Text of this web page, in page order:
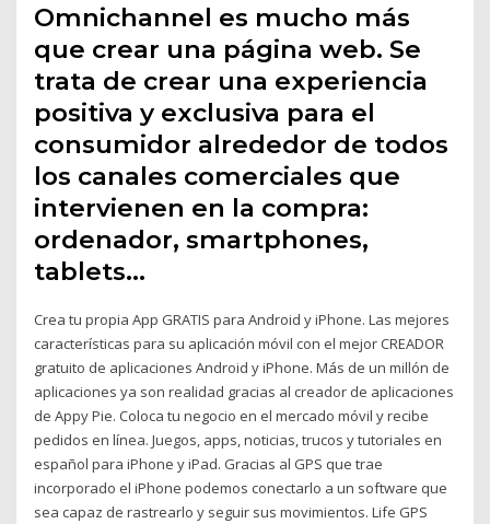
Omnichannel es mucho más
que crear una página web. Se
trata de crear una experiencia
positiva y exclusiva para el
consumidor alrededor de todos
los canales comerciales que
intervienen en la compra:
ordenador, smartphones,
tablets…
Crea tu propia App GRATIS para Android y iPhone. Las mejores
características para su aplicación móvil con el mejor CREADOR
gratuito de aplicaciones Android y iPhone. Más de un millón de
aplicaciones ya son realidad gracias al creador de aplicaciones
de Appy Pie. Coloca tu negocio en el mercado móvil y recibe
pedidos en línea. Juegos, apps, noticias, trucos y tutoriales en
español para iPhone y iPad. Gracias al GPS que trae
incorporado el iPhone podemos conectarlo a un software que
sea capaz de rastrearlo y seguir sus movimientos. Life GPS